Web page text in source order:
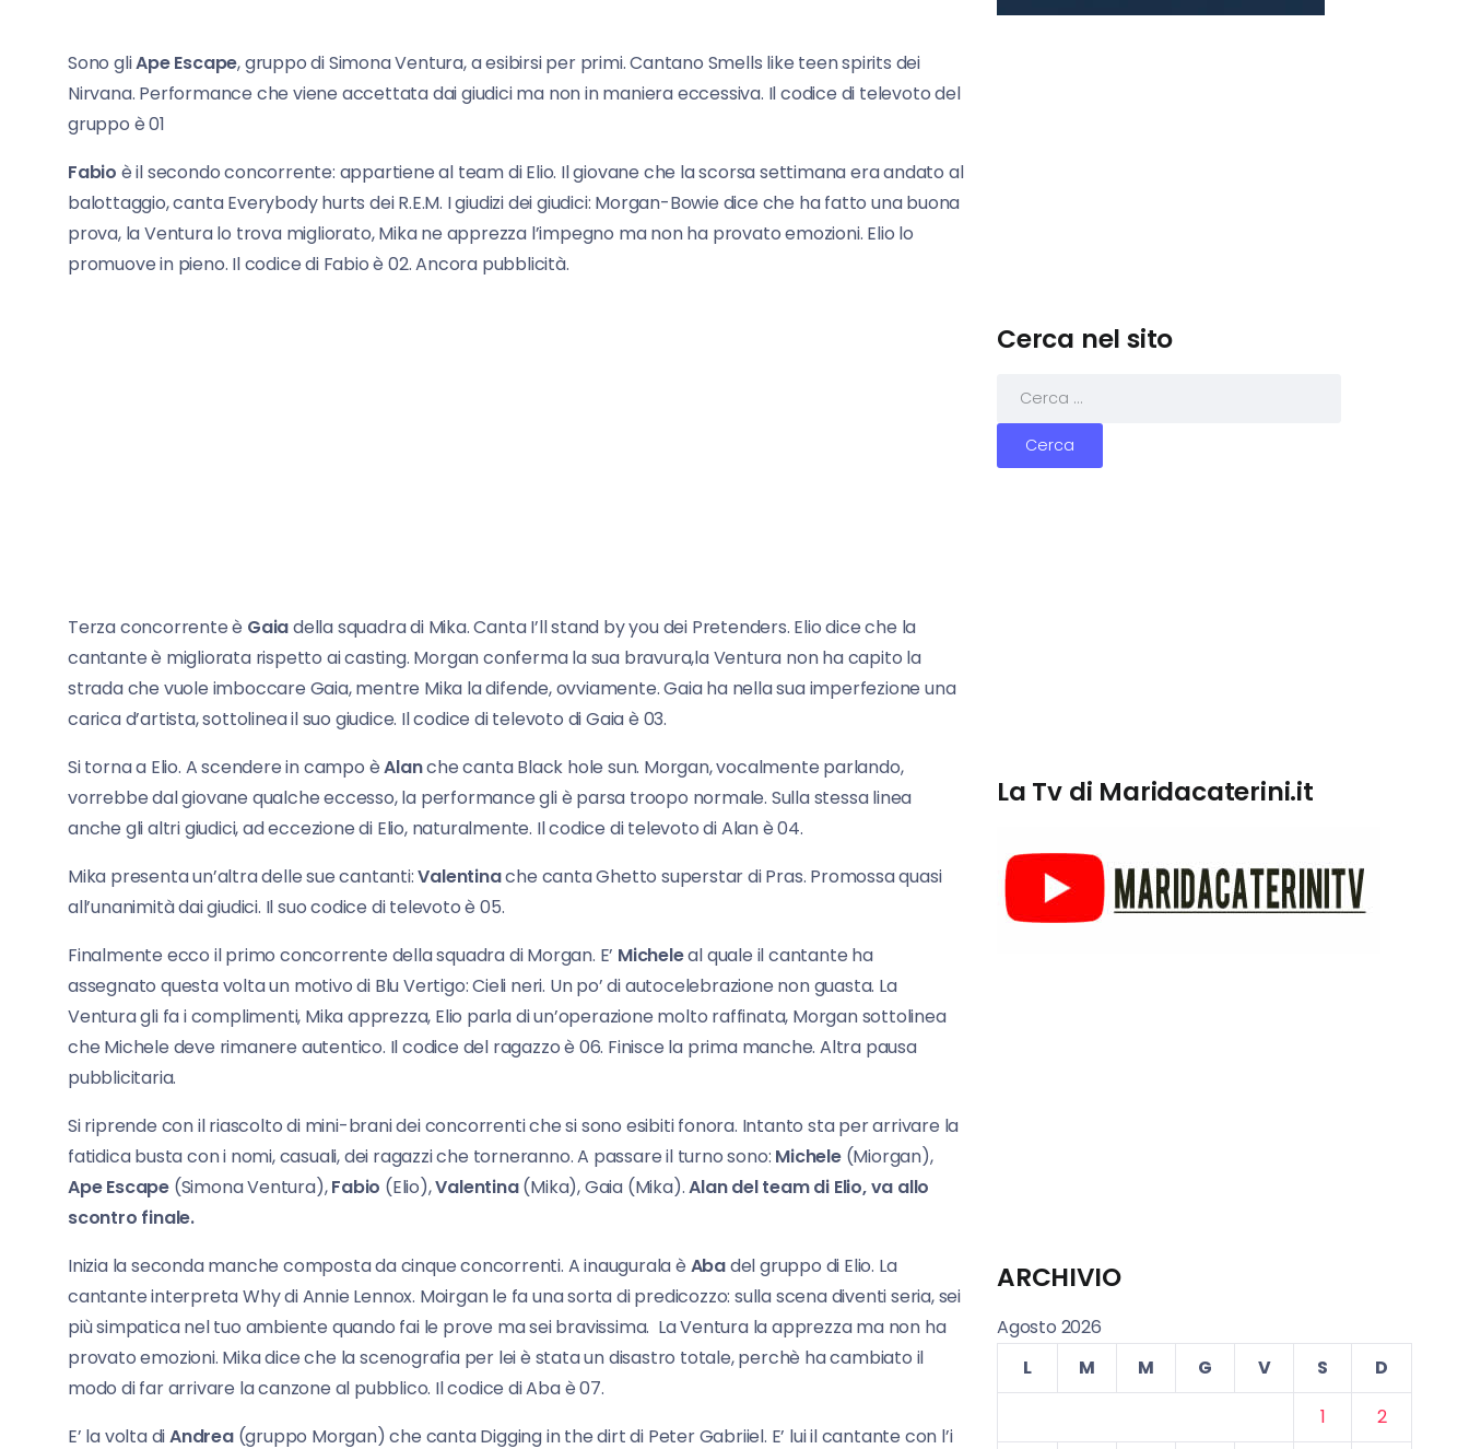
Sono gliApe Escape, gruppo di Simona Ventura, a esibirsi per primi. Cantano Smells like teen spirits dei
Nirvana. Performance che viene accettata dai giudici ma non in maniera eccessiva. Il codice di televoto del
gruppo è 01
Fabio è il secondo concorrente: appartiene al team di Elio. Il giovane che la scorsa settimana era andato al
balottaggio, canta Everybody hurts dei R.E.M. I giudizi dei giudici: Morgan-Bowie dice che ha fatto una buona
prova, la Ventura lo trova migliorato, Mika ne apprezza l’impegno ma non ha provato emozioni. Elio lo
promuove in pieno. Il codice di Fabio è 02. Ancora pubblicità.
Terza concorrente è Gaiadella squadra di Mika. Canta I’ll stand by you dei Pretenders. Elio dice che la
cantante è migliorata rispetto ai casting. Morgan conferma la sua bravura,la Ventura non ha capito la
strada che vuole imboccare Gaia, mentre Mika la difende, ovviamente. Gaia ha nella sua imperfezione una
carica d’artista, sottolinea il suo giudice. Il codice di televoto di Gaia è 03.
Si torna a Elio. A scendere in campo èAlanche canta Black hole sun. Morgan, vocalmente parlando,
vorrebbe dal giovane qualche eccesso, la performance gli è parsa troopo normale. Sulla stessa linea
anche gli altri giudici, ad eccezione di Elio, naturalmente. Il codice di televoto di Alan è 04.
Mika presenta un’altra delle sue cantanti:Valentinache canta Ghetto superstar di Pras. Promossa quasi
all’unanimità dai giudici. Il suo codice di televoto è 05.
Finalmente ecco il primo concorrente della squadra di Morgan. E’ Micheleal quale il cantante ha
assegnato questa volta un motivo di Blu Vertigo: Cieli neri. Un po’ di autocelebrazione non guasta. La
Ventura gli fa i complimenti, Mika apprezza, Elio parla di un’operazione molto raffinata, Morgan sottolinea
che Michele deve rimanere autentico. Il codice del ragazzo è 06. Finisce la prima manche. Altra pausa
pubblicitaria.
Si riprende con il riascolto di mini-brani dei concorrenti che si sono esibiti fonora. Intanto sta per arrivare la
fatidica busta con i nomi, casuali, dei ragazzi che torneranno. A passare il turno sono: Michele(Miorgan),
ApeEscape (Simona Ventura),Fabio (Elio),Valentina(Mika), Gaia (Mika).Alan del team di Elio, va allo
scontro finale.
Inizia la seconda manche composta da cinque concorrenti. A inaugurala è Abadel gruppo di Elio. La
cantante interpreta Why di Annie Lennox. Moirgan le fa una sorta di predicozzo: sulla scena diventi seria, sei
più simpatica nel tuo ambiente quando fai le prove ma sei bravissima. La Ventura la apprezza ma non ha
provato emozioni. Mika dice che la scenografia per lei è stata un disastro totale, perchè ha cambiato il
modo di far arrivare la canzone al pubblico. Il codice di Aba è 07.
E’ la volta diAndrea(gruppo Morgan) che canta Digging in the dirt di Peter Gabriiel. E’ lui il cantante con l’i
Cerca nel sito
La Tv di Maridacaterini.it
ARCHIVIO
Agosto 2026
L
M M G V S
D
1
2